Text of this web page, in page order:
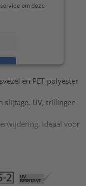
om deze
Platform
en PET-polyester
slijtage, UV, trillingen
ideaal voor